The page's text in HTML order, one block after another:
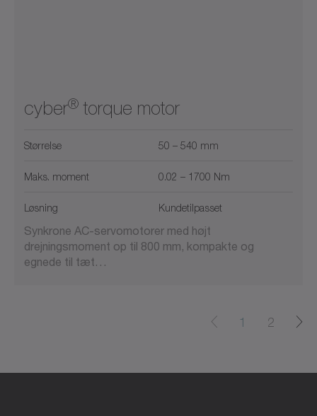
cyber® torque motor
Størrelse 50 – 540 mm
Maks. moment 0.02 – 1700 Nm
Løsning Kundetilpasset
Synkrone AC-servomotorer med højt
drejningsmoment op til 800 mm, kompakte og
egnede til tæt…
1 2